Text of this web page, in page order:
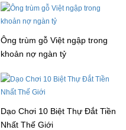
Ông trùm gỗ Việt ngập trong
khoản nợ ngàn tỷ
Dạo Chơi 10 Biệt Thự Đắt Tiền
Nhất Thế Giới